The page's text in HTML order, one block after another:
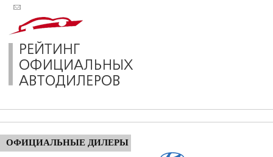
ОФИЦИАЛЬНЫЕ ДИЛЕРЫ